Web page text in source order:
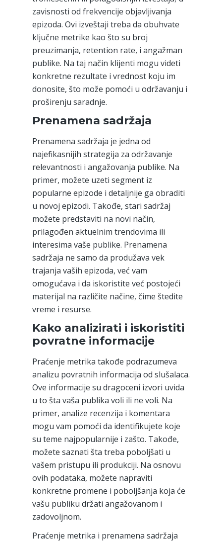
zavisnosti od frekvencije objavljivanja
epizoda. Ovi izveštaji treba da obuhvate
ključne metrike kao što su broj
preuzimanja, retention rate, i angažman
publike. Na taj način klijenti mogu videti
konkretne rezultate i vrednost koju im
donosite, što može pomoći u održavanju i
proširenju saradnje.
Prenamena sadržaja
Prenamena sadržaja je jedna od
najefikasnijih strategija za održavanje
relevantnosti i angažovanja publike. Na
primer, možete uzeti segment iz
popularne epizode i detaljnije ga obraditi
u novoj epizodi. Takođe, stari sadržaj
možete predstaviti na novi način,
prilagođen aktuelnim trendovima ili
interesima vaše publike. Prenamena
sadržaja ne samo da produžava vek
trajanja vaših epizoda, već vam
omogućava i da iskoristite već postojeći
materijal na različite načine, čime štedite
vreme i resurse.
Kako analizirati i iskoristiti
povratne informacije
Praćenje metrika takođe podrazumeva
analizu povratnih informacija od slušalaca.
Ove informacije su dragoceni izvori uvida
u to šta vaša publika voli ili ne voli. Na
primer, analize recenzija i komentara
mogu vam pomoći da identifikujete koje
su teme najpopularnije i zašto. Takođe,
možete saznati šta treba poboljšati u
vašem pristupu ili produkciji. Na osnovu
ovih podataka, možete napraviti
konkretne promene i poboljšanja koja će
vašu publiku držati angažovanom i
zadovoljnom.
Praćenje metrika i prenamena sadržaja